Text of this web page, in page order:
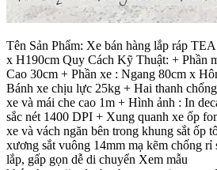
Tên Sản Phẩm: Xe bán hàng lắp ráp
x H190cm Quy Cách Kỹ Thuật: + Phần
Cao 30cm + Phần xe : Ngang 80cm x
Bánh xe chịu lực 25kg + Hai thanh
xe và mái che cao 1m + Hình ảnh : In
sắc nét 1400 DPI + Xung quanh xe ốp
xe và vách ngăn bên trong khung sắt ốp
xương sắt vuông 14mm mạ kẽm chống rỉ
lắp, gấp gọn dễ di chuyển Xem mẫu